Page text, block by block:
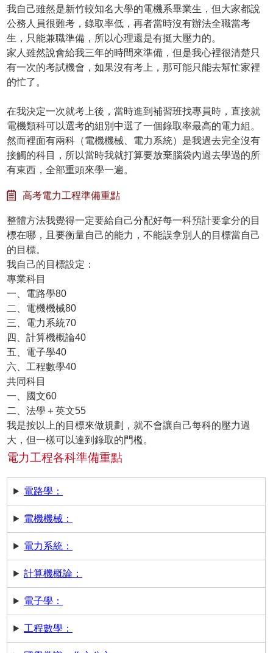
我自己雖然是新竹較知名大學的電機系畢業生，但大家都說
公務人員很難考，錄取率低，再者當時沒有辦法全職當考
生，只能兼職準備，所以心理還是有挺大壓力的。
家人雖然說會給我三年的時間來準備，但是我心裡很清楚只
有一次的考試機會，如果沒有考上，那可能只能去幫忙家裡
的忙了。
在我決定一次就考上後，當時進到補習班找專員時，直接就
電機類科可以選考的組別中選了一個錄取率最高的電力組。
然而裡面有兩科（電機機械、電力系統）是我過去完全沒有
接觸的科目，所以當時我就打算要放棄腦袋內過去學過的所
有東西，全部重頭來學一遍。
高考電力工程準備重點
整體方法我覺得一定要給自己分配好每一科預計要拿分的目
標在哪，且要衡量自己的能力，不能誤拿別人的目標當自己
的目標。
我自己的目標設定：
專業科目
一、電路學80
二、電機機械80
三、電力系統70
四、計算機概論40
五、電子學40
六、工程數學40
共同科目
一、國文60
二、法學＋英文55
我是按以上的目標來做規劃，就不會讓自己每科的壓力過
大，但一樣可以達到錄取的門檻。
電力工程各科準備重點
電路學：
電機機械：
電力系統：
計算機概論：
電子學：
工程數學：